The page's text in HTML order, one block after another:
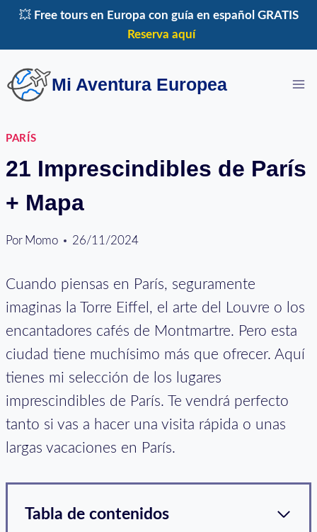
Saltar
💥 Free tours en Europa con guía en español GRATIS
Reserva aquí
Mi Aventura Europea
PARÍS
21 Imprescindibles de París
+ Mapa
Por Momo 26/11/2024
Cuando piensas en París, seguramente
imaginas la Torre Eiffel, el arte del Louvre o los
encantadores cafés de Montmartre. Pero esta
ciudad tiene muchísimo más que ofrecer. Aquí
tienes mi selección de los lugares
imprescindibles de París. Te vendrá perfecto
tanto si vas a hacer una visita rápida o unas
largas vacaciones en París.
Tabla de contenidos